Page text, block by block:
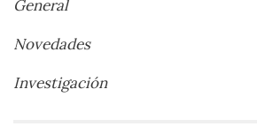
General
Novedades
Investigación